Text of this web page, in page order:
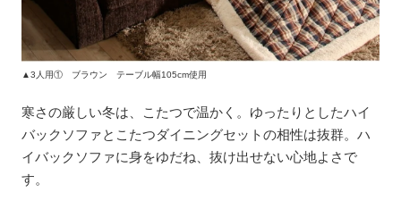
▲3人用① ブラウン テーブル幅105cm使用
寒さの厳しい冬は、こたつで温かく。ゆったりとしたハイ
バックソファとこたつダイニングセットの相性は抜群。ハ
イバックソファに身をゆだね、抜け出せない心地よさで
す。